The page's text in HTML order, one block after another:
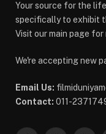
Your source for the
specifically to exhibit
Visit our main page for
We're accepting new
Email Us:
Contact: 011-